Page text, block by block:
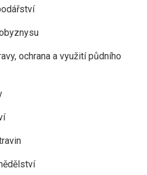
ochrana a využití půdního